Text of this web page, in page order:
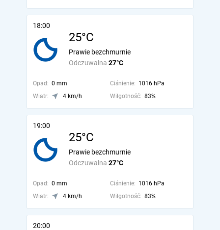
18:00
25°C
Odczuwalna 27°C
Prawie bezchmurnie
Opad: 0 mm Ciśnienie: 1016 hPa
Wiatr:
4 km/h Wilgotność: 83%
19:00
25°C
Odczuwalna 27°C
Prawie bezchmurnie
Opad: 0 mm Ciśnienie: 1016 hPa
Wiatr:
4 km/h Wilgotność: 83%
20:00